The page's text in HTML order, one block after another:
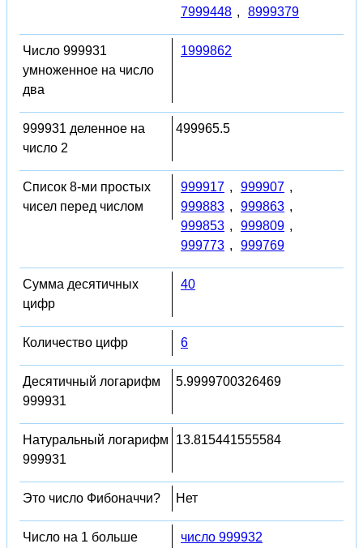
7999448 , 8999379
Число 999931
умноженное на число
два
1999862
999931 деленное на
число 2
499965.5
Список 8-ми простых
чисел перед числом
999917 , 999907 ,
999883 , 999863 ,
999853 , 999809 ,
999773 , 999769
Сумма десятичных
цифр
40
Количество цифр 6
Десятичный логарифм
999931
5.9999700326469
Натуральный логарифм
999931
13.815441555584
Это число Фибоначчи? Нет
Число на 1 больше
число 999932